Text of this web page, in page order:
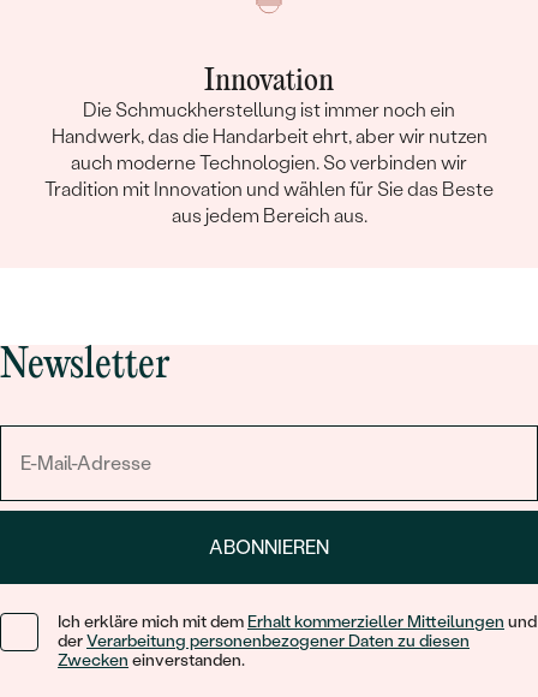
Innovation
Die Schmuckherstellung ist immer noch ein
Handwerk, das die Handarbeit ehrt, aber wir nutzen
auch moderne Technologien. So verbinden wir
Tradition mit Innovation und wählen für Sie das Beste
aus jedem Bereich aus.
Newsletter
ABONNIEREN
Ich erkläre mich mit dem Erhalt kommerzieller Mitteilungen und
derVerarbeitung personenbezogener Daten zu diesen
Zwecken einverstanden.